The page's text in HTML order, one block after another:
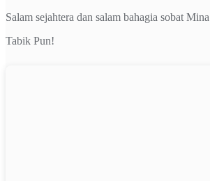
Salam sejahtera dan salam bahagia sobat Mina
Tabik Pun!